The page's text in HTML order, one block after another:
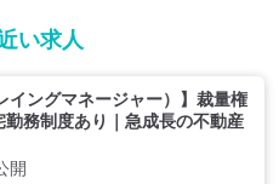
い求人
イングマネージャー）】裁量権
務制度あり｜急成長の不動産
開